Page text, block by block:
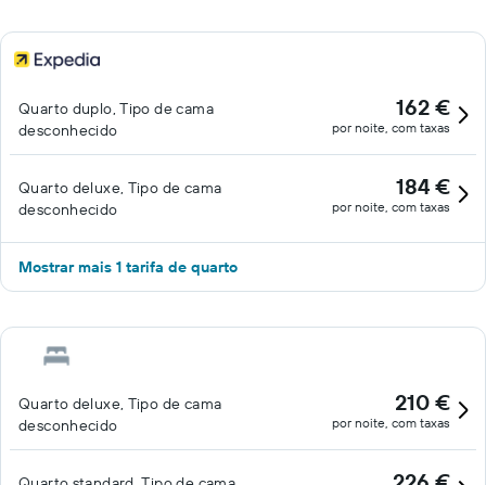
Quarto duplo, Tipo de cama
desconhecido
162 €
por noite, com taxas
Quarto deluxe, Tipo de cama
desconhecido
184 €
por noite, com taxas
Mostrar mais 1 tarifa de quarto
Quarto deluxe, Tipo de cama
desconhecido
210 €
por noite, com taxas